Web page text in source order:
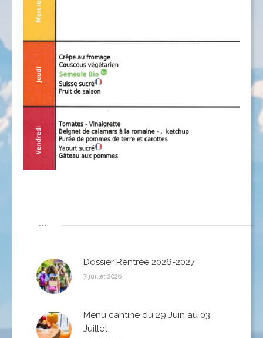
...
Dossier Rentrée 2026-2027
7 juillet 2026
Menu cantine du 29 Juin au 03
Juillet